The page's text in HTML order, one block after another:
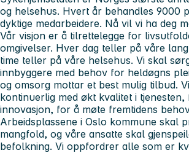
og helsehus. Hvert år behandles 9000
dyktige medarbeidere. Nå vil vi ha deg
Vår visjon er å tilrettelegge for
omgivelser. Hver dag teller på våre
time teller på våre helsehus. Vi skal
innbyggere med behov for heldøgns
og omsorg mottar et best mulig tilbud.
kontinuerlig med økt kvalitet i tjenesten,
innovasjon, for å møte fremtidens
Arbeidsplassene i Oslo kommune skal
mangfold, og våre ansatte skal
befolkning. Vi oppfordrer alle som er